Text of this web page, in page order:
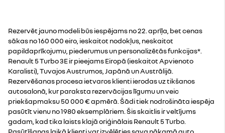
Rezervēt jauno modeli būs iespējams no 22. aprīļa, bet cenas
sākas no 160 000 eiro, ieskaitot nodokļus, neskaitot
papildaprīkojumu, piederumus un personalizētās funkcijas*.
Renault 5 Turbo 3E ir pieejams Eiropā (ieskaitot Apvienoto
Karalisti), Tuvajos Austrumos, Japānā un Austrālijā.
Rezervēšanas procesa ietvaros klienti ierodas uz tikšanos
autosalonā, kur paraksta rezervācijas līgumu un veic
priekšapmaksu 50 000 € apmērā. Šādi tiek nodrošināta iespēja
pasūtīt vienu no 1980 eksemplāriem. Šis skaitlis ir veltījums
gadam, kad tika laists klajā oriģinālais Renault 5 Turbo.
Pasūtīšanas laikā klienti var izvēlēties sava nākamā auto